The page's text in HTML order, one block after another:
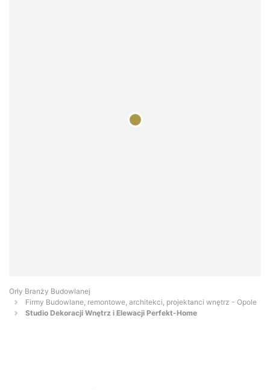
Orły Branży Budowlanej
Firmy Budowlane, remontowe, architekci, projektanci wnętrz - Opole
Studio Dekoracji Wnętrz i Elewacji Perfekt-Home